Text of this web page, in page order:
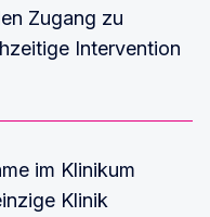
Zugang zu
Intervention
im Klinikum
Klinik